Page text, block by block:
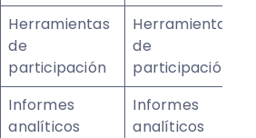
Herramientas
de
participación
Herramientas
de
participación
Informes
analíticos
Informes
analíticos